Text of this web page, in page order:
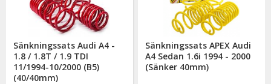
erbjuda en så god service som möjligt samt snabba
leveranser. Ordrar lagda före kl 12.00 skickas samma dag.
Sänkningssats Audi A4 -
1.8 / 1.8T / 1.9 TDI
11/1994-10/2000 (B5)
(40/40mm)
Sänkningssats APEX Audi
A4 Sedan 1.6i 1994 - 2000
(Sänker 40mm)